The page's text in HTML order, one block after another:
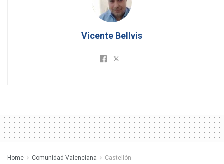
Vicente Bellvis
Home Comunidad Valenciana Castellón